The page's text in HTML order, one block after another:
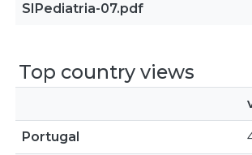
SIPediatria-07.pdf
Top country views
Portugal